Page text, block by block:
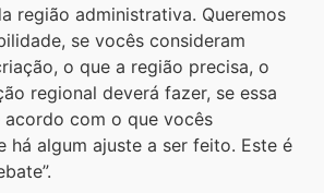
região administrativa. Queremos
se vocês consideram
o que a região precisa, o
regional deverá fazer, se essa
com o que vocês
há algum ajuste a ser feito. Este é